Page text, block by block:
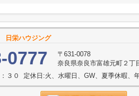
日栄ハウジング
0777
〒631-0078
奈良県奈良市富雄元町２丁
３０ 定休日:火、水曜日、GW、夏季休暇、